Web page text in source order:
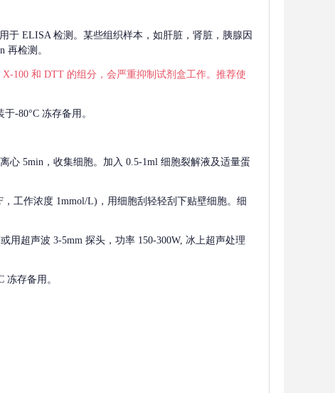
于 ELISA 检测。某些组织样本，如肝脏，肾脏，胰腺因
再检测。
100 和 DTT 的组分，会严重抑制试剂盒工作。推荐使
-80°C 冻存备用。
心 5min，收集细胞。加入 0.5-1ml 细胞裂解液及适量蛋
工作浓度 1mmol/L)，用细胞刮轻轻刮下贴壁细胞。细
用超声波 3-5mm 探头，功率 150-300W, 冰上超声处理
冻存备用。